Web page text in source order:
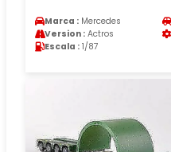
Marca : Mercedes
Version : Actros
Escala : 1/87